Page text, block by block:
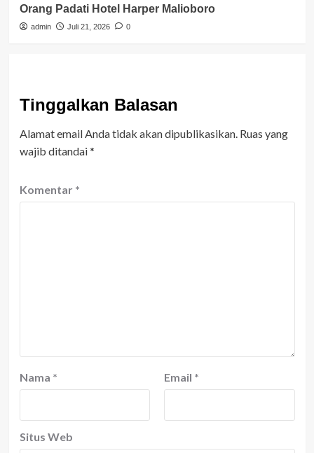
Orang Padati Hotel Harper Malioboro
admin Juli 21, 2026 0
Tinggalkan Balasan
Alamat email Anda tidak akan dipublikasikan. Ruas yang
wajib ditandai*
Komentar *
Nama * Email *
Situs Web